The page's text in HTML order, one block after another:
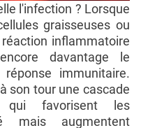
l'infection ? Lorsque
graisseuses ou
inflammatoire
davantage le
immunitaire.
son tour une cascade
qui favorisent les
mais augmentent